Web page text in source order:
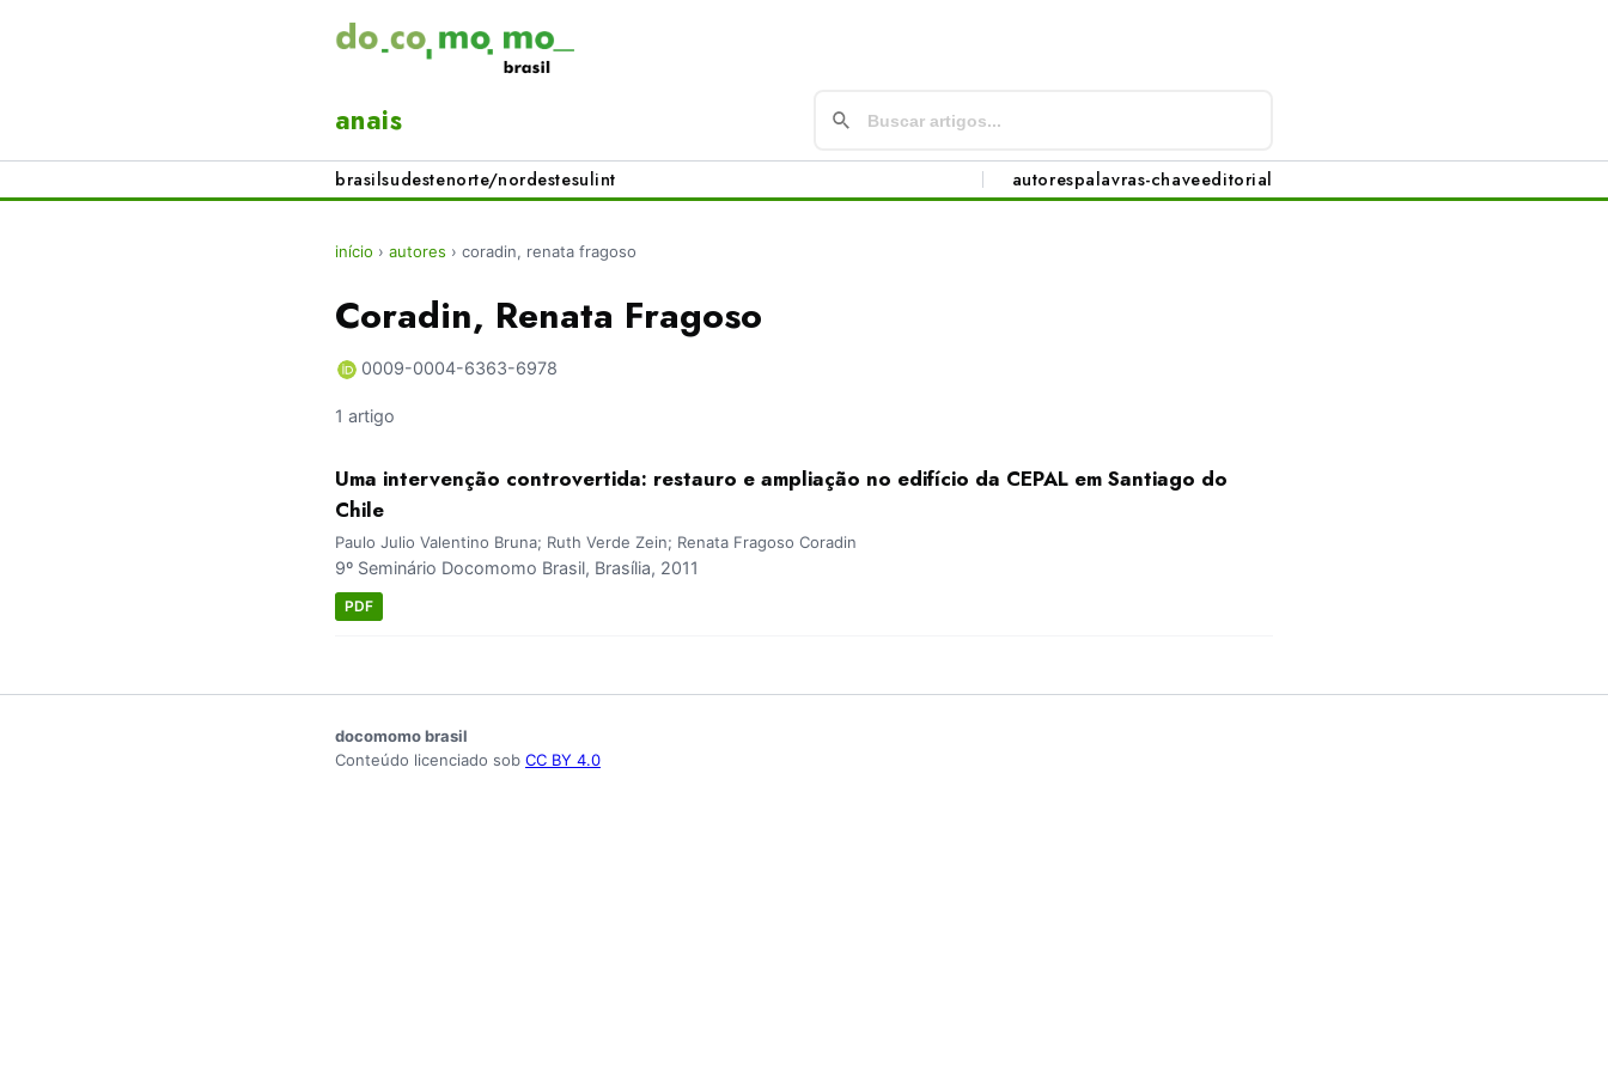
anais
brasilsudestenorte/nordestesulint autorespalavras-chaveeditorial
início › autores › coradin, renata fragoso
Coradin, Renata Fragoso
0009-0004-6363-6978
1 artigo
Uma intervenção controvertida: restauro e ampliação no edifício da CEPAL em Santiago do
Chile
Paulo Julio Valentino Bruna; Ruth Verde Zein; Renata Fragoso Coradin
9º Seminário Docomomo Brasil, Brasília, 2011
PDF
docomomo brasil
Conteúdo licenciado sob CC BY 4.0